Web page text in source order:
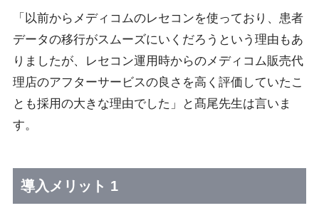
「以前からメディコムのレセコンを使っており、患者
データの移行がスムーズにいくだろうという理由もあ
りましたが、レセコン運用時からのメディコム販売代
理店のアフターサービスの良さを高く評価していたこ
とも採用の大きな理由でした」と髙尾先生は言いま
す。
導入メリット 1